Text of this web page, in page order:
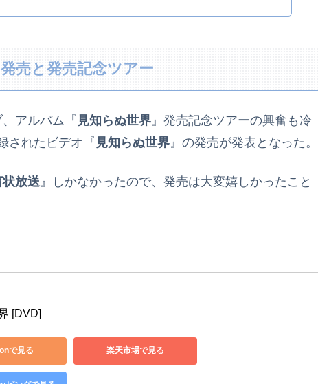
売と発売記念ツアー
アルバム『 見知らぬ世界』発売記念ツアーの興奮も冷
されたビデオ『 見知らぬ世界』の発売が発表となった。
状放送』しかなかったので、発売は大変嬉しかったこと
[DVD]
で見る 楽天市場で見る